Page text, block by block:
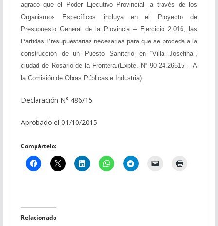
agrado que el Poder Ejecutivo Provincial, a través de los
Organismos Específicos incluya en el Proyecto de
Presupuesto General de la Provincia – Ejercicio 2.016, las
Partidas Presupuestarias necesarias para que se proceda a la
construcción de un Puesto Sanitario en “Villa Josefina”,
ciudad de Rosario de la Frontera.(Expte. Nº 90-24.26515 – A
la Comisión de Obras Públicas e Industria).
Declaración N° 486/15
Aprobado el 01/10/2015
Compártelo:
Relacionado